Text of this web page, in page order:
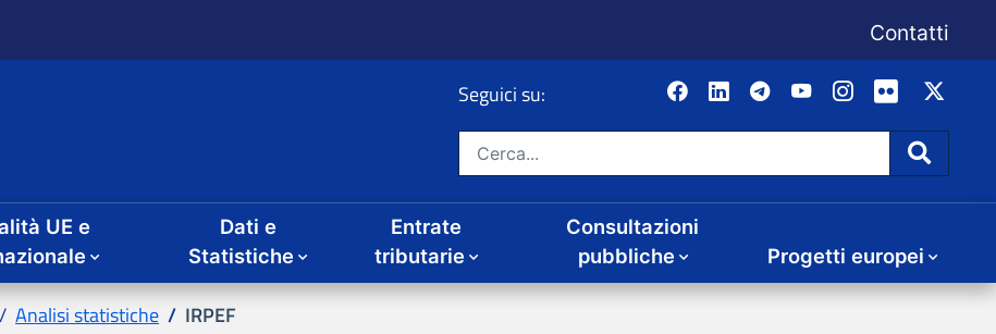
UE e Dati e Entrate
Consultazioni
Progetti europei
IRPEF